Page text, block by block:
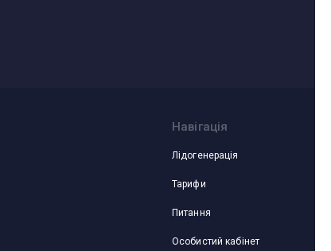
Навігація
Лідогенерація
Тарифи
Питання
Особистий кабінет